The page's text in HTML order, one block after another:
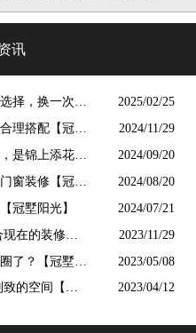
讯
择，换一次用
2025/02/25
理搭配【冠墅
2024/11/29
是锦上添花
2024/09/20
窗装修【冠墅
2024/08/20
冠墅阳光】 2024/07/21
在的装修吗?
2023/11/29
了？【冠墅阳
2023/05/08
2023/04/12